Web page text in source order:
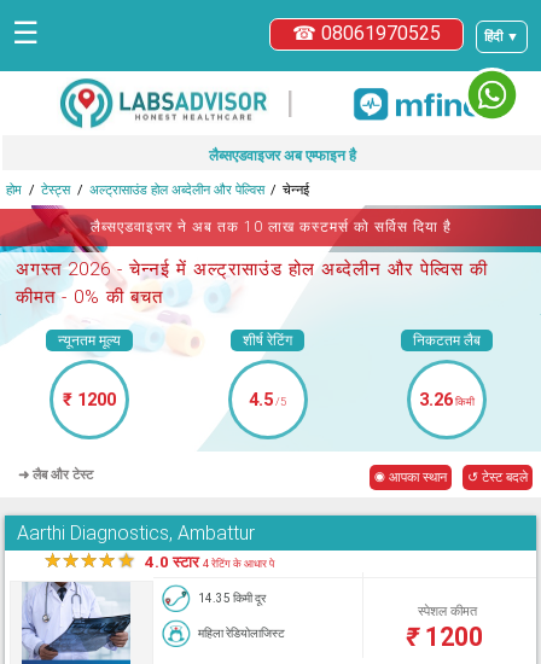
हिंदी ▼
☎ 08061970525
☰
|
लैब्सएडवाइजर अब एम्फाइन है
होम टेस्ट्स अल्ट्रासाउंड होल अब्देलीन और पेल्विस चेन्नई
लैब्सएडवाइजर ने अब तक 10 लाख कस्टमर्स को सर्विस दिया है
अगस्त 2026 -चेन्नई में अल्ट्रासाउंड होल अब्देलीन और पेल्विस की
कीमत - 0% की बचत
न्यूनतम मूल्य
₹ 1200
शीर्ष रेटिंग
4.5/5
निकटतम लैब
3.26किमी
➜ लैब और टेस्ट ◉ आपका स्थान ↺ टेस्ट बदले
Aarthi Diagnostics, Ambattur
★★★★★ 4.0 स्टार4 रेटिंग के आधार पे
14.35 किमी दूर
महिला रेडियोलाजिस्ट
स्पेशल कीमत
₹1200